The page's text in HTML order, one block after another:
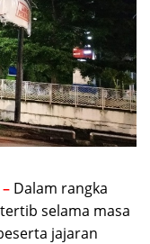
Dalam rangka
selama masa
jajaran